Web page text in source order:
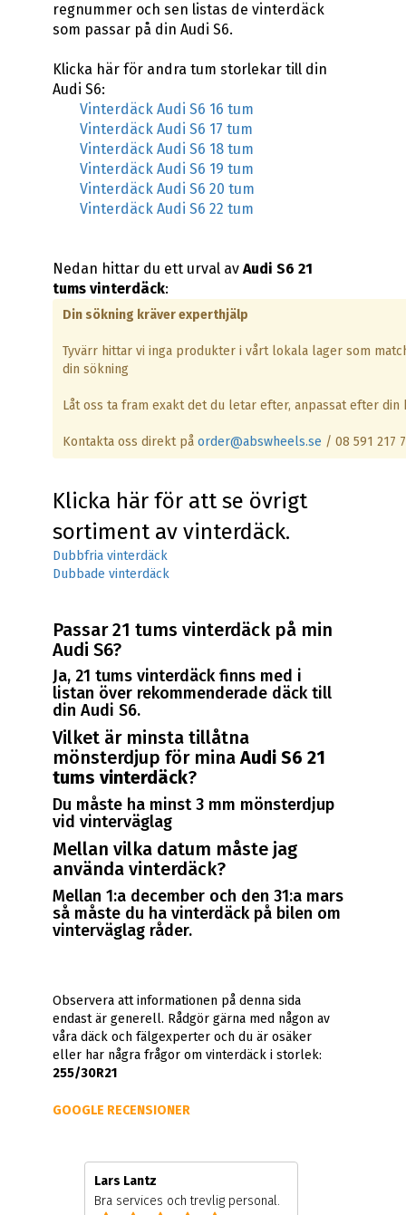
regnummer och sen listas de vinterdäck
som passar på din Audi S6.
Klicka här för andra tum storlekar till din
Audi S6:
Vinterdäck Audi S6 16 tum
Vinterdäck Audi S6 17 tum
Vinterdäck Audi S6 18 tum
Vinterdäck Audi S6 19 tum
Vinterdäck Audi S6 20 tum
Vinterdäck Audi S6 22 tum
Nedan hittar du ett urval av Audi S6 21
tums vinterdäck:
Din sökning kräver experthjälp
Tyvärr hittar vi inga produkter i vårt lokala lager som
din sökning
Låt oss ta fram exakt det du letar efter, anpassat efter din
Kontakta oss direkt på order@abswheels.se / 08 591 217
Klicka här för att se övrigt
sortiment av vinterdäck.
Dubbfria vinterdäck
Dubbade vinterdäck
Passar 21 tums vinterdäck på min
Audi S6?
Ja, 21 tums vinterdäck finns med i
listan över rekommenderade däck till
din Audi S6.
Vilket är minsta tillåtna
mönsterdjup för minaAudi S6 21
tums vinterdäck?
Du måste ha minst 3 mm mönsterdjup
vid vinterväglag
Mellan vilka datum måste jag
använda vinterdäck?
Mellan 1:a december och den 31:a mars
så måste du ha vinterdäck på bilen om
vinterväglag råder.
Observera att informationen på denna sida
endast är generell. Rådgör gärna med någon av
våra däck och fälgexperter och du är osäker
eller har några frågor om vinterdäck i storlek:
255/30R21
GOOGLE RECENSIONER
Lars Lantz
Bra services och trevlig personal.